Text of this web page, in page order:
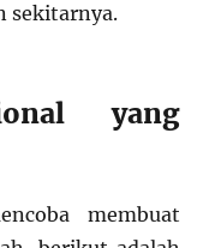
sekitarnya.
yang
membuat